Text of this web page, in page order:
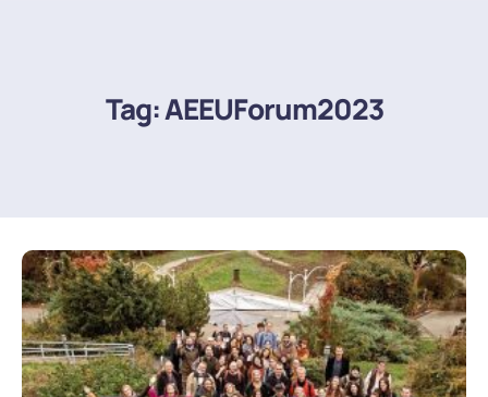
Tag:AEEUForum2023